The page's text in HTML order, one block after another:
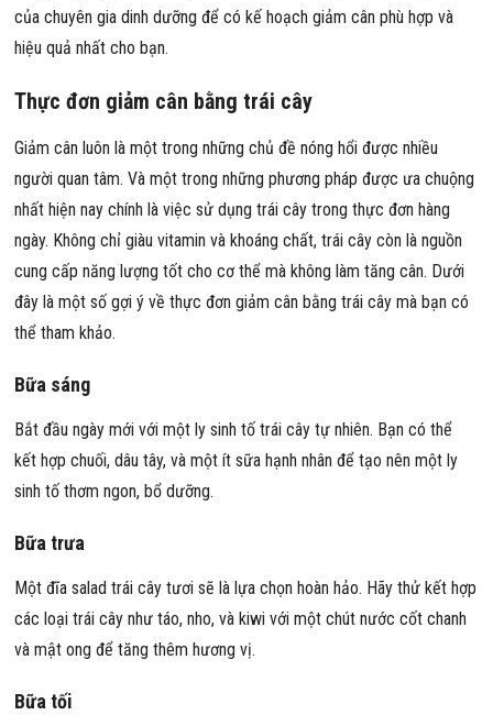
của chuyên gia dinh dưỡng để có kế hoạch giảm cân phù hợp và
hiệu quả nhất cho bạn.
Thực đơn giảm cân bằng trái cây
Giảm cân luôn là một trong những chủ đề nóng hổi được nhiều
người quan tâm. Và một trong những phương pháp được ưa chuộng
nhất hiện nay chính là việc sử dụng trái cây trong thực đơn hàng
ngày. Không chỉ giàu vitamin và khoáng chất, trái cây còn là nguồn
cung cấp năng lượng tốt cho cơ thể mà không làm tăng cân. Dưới
đây là một số gợi ý về thực đơn giảm cân bằng trái cây mà bạn có
thể tham khảo.
Bữa sáng
Bắt đầu ngày mới với một ly sinh tố trái cây tự nhiên. Bạn có thể
kết hợp chuối, dâu tây, và một ít sữa hạnh nhân để tạo nên một ly
sinh tố thơm ngon, bổ dưỡng.
Bữa trưa
Một đĩa salad trái cây tươi sẽ là lựa chọn hoàn hảo. Hãy thử kết hợp
các loại trái cây như táo, nho, và kiwi với một chút nước cốt chanh
và mật ong để tăng thêm hương vị.
Bữa tối